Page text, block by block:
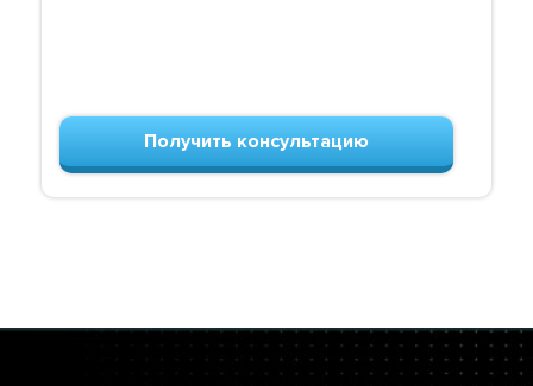
Получить консультацию